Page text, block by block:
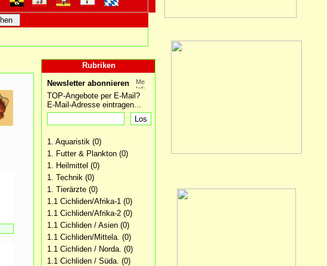
Rubriken
Newsletter abonnieren
TOP-Angebote per E-Mail?
E-Mail-Adresse eintragen...
1. Aquaristik (0)
1. Futter & Plankton (0)
1. Heilmittel (0)
1. Technik (0)
1. Tierärzte (0)
1.1 Cichliden/Afrika-1 (0)
1.1 Cichliden/Afrika-2 (0)
1.1 Cichliden / Asien (0)
1.1 Cichliden/Mittela. (0)
1.1 Cichliden / Norda. (0)
1.1 Cichliden / Süda. (0)